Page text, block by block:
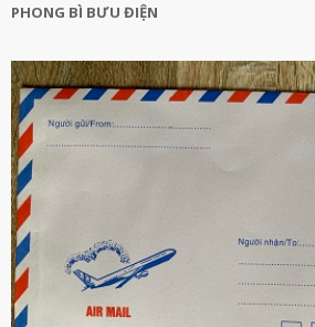
PHONG BÌ BƯU ĐIỆN